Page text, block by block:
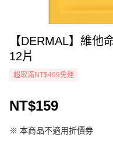
【DERMAL】維他
12片
超取滿NT$499免運
NT$159
※ 本商品不適用折價券